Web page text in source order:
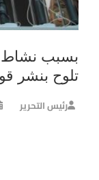
بسبب نشاط
تلوح بنشر
رئيس التحرير